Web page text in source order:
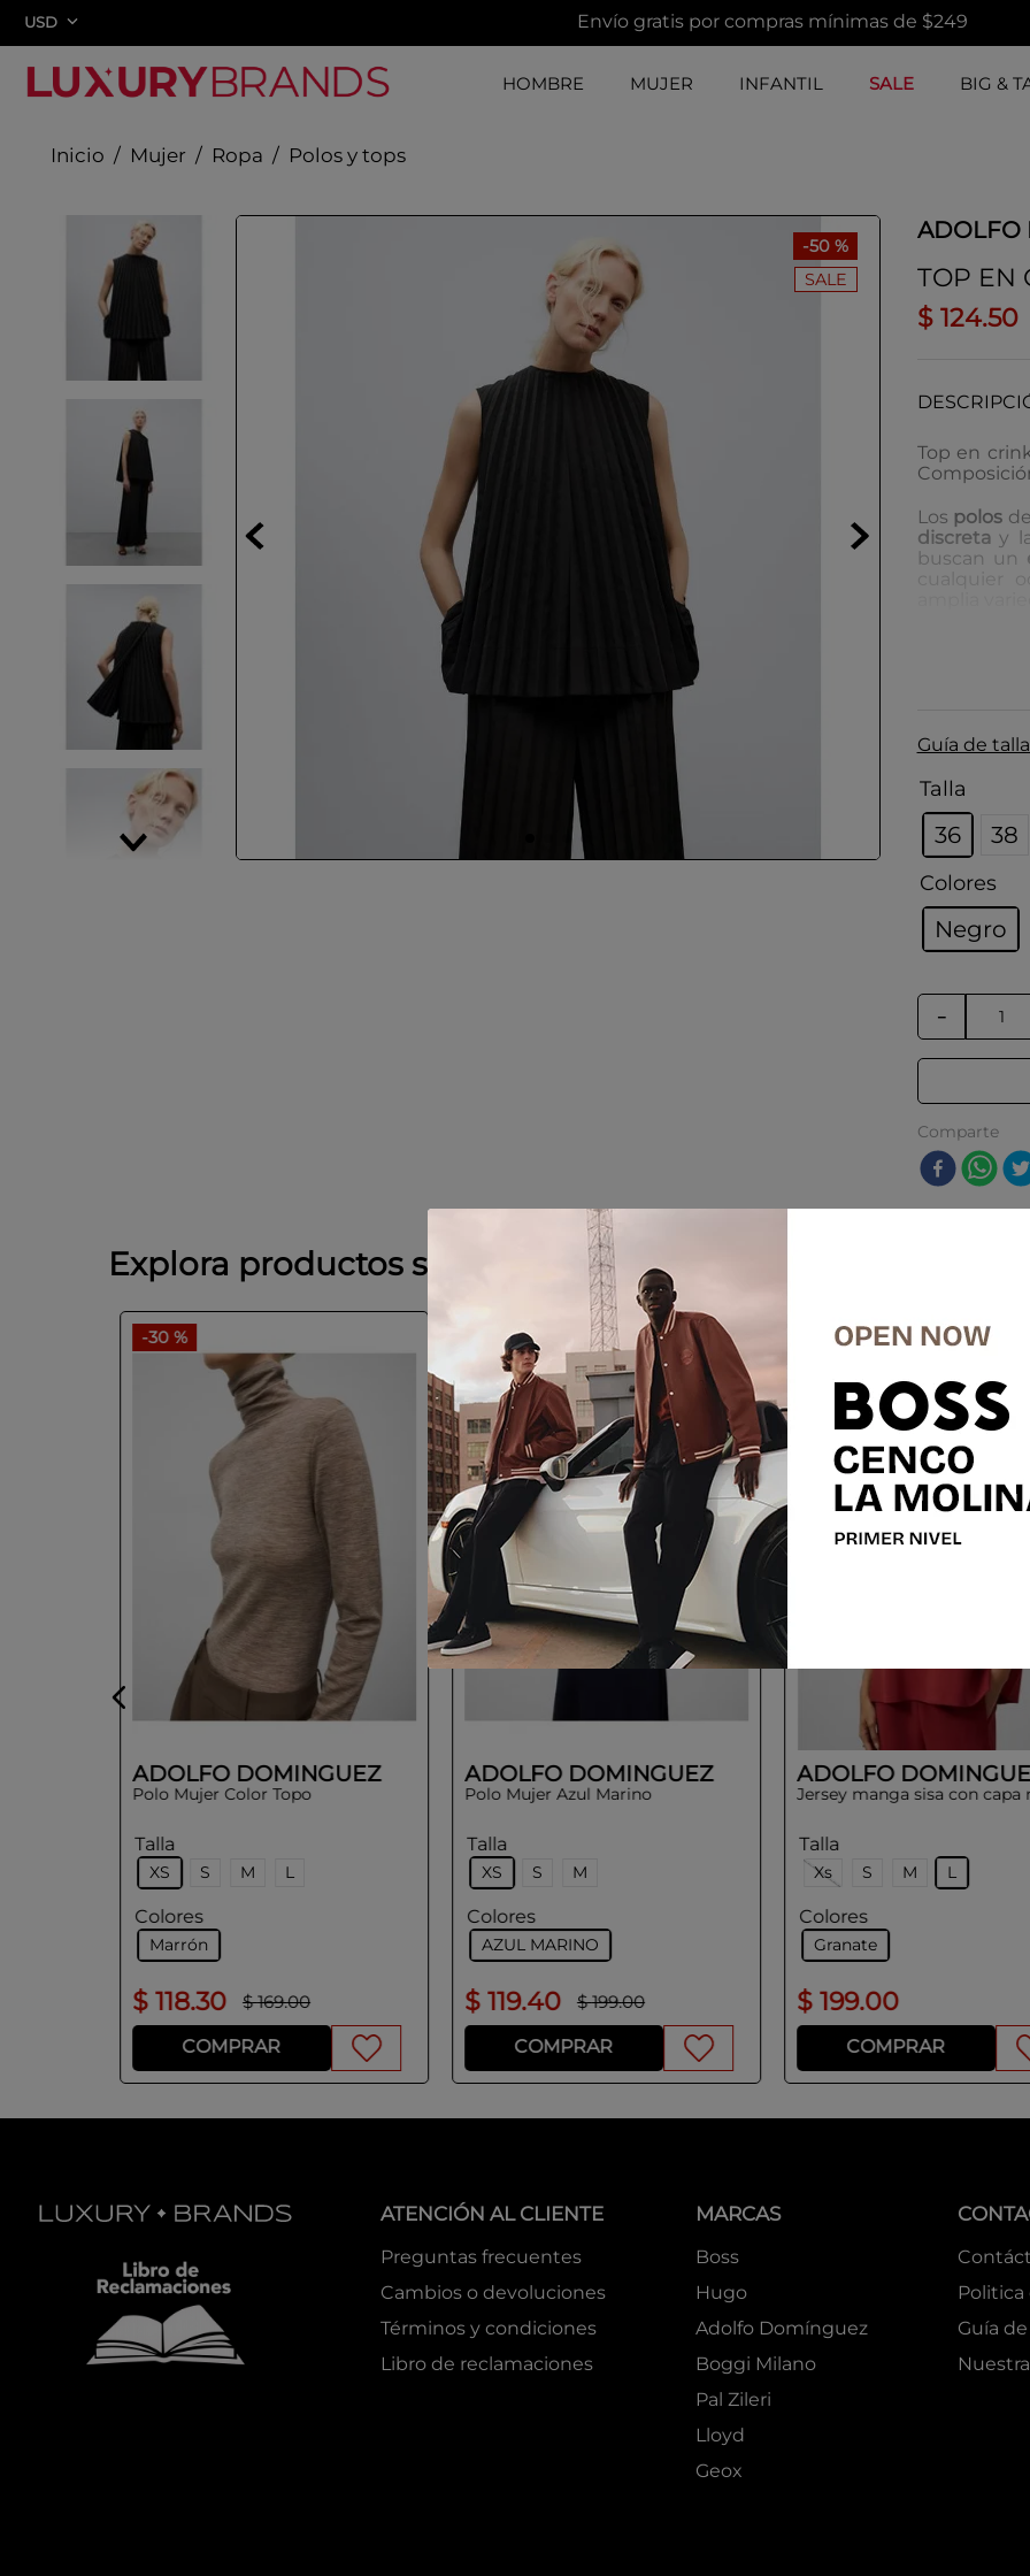
Envío gratis por compras mínimas de $249
USD
HOMBRE MUJER INFANTIL SALE BIG &
Mujer Ropa Polos y tops
-50 %
SALE
ADOLFO
TOP EN
$ 124.50
Top en
Los polos de
discretay
buscan un
cualquier
Cuidado
Guía de
Talla
36 38
Colores
Negro
－
Comparte
Explora productos similares
-30 %
ADOLFO DOMINGUEZ
Polo Mujer Color Topo
Talla
XS S M L
Colores
Marrón
$ 118.30 $ 169.00
COMPRAR
40 %
ADOLFO DOMINGUEZ
Polo Mujer Azul Marino
Talla
XS S M
Colores
AZUL MARINO
$ 119.40 $ 199.00
COMPRAR
ADOLFO
Jersey manga sisa con capa
Talla
Xs S M L
Colores
Granate
$ 199.00
COMPRAR
ATENCIÓN AL CLIENTE
Preguntas frecuentes
Cambios o devoluciones
Términos y condiciones
Libro de reclamaciones
MARCAS
Boss
Hugo
Adolfo Domínguez
Boggi Milano
Pal Zileri
Lloyd
Geox
Guía